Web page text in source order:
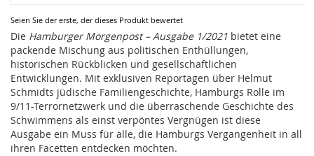
Seien Sie der erste, der dieses Produkt bewertet
Die Hamburger Morgenpost – Ausgabe 1/2021 bietet eine
packende Mischung aus politischen Enthüllungen,
historischen Rückblicken und gesellschaftlichen
Entwicklungen. Mit exklusiven Reportagen über Helmut
Schmidts jüdische Familiengeschichte, Hamburgs Rolle im
9/11-Terrornetzwerk und die überraschende Geschichte des
Schwimmens als einst verpöntes Vergnügen ist diese
Ausgabe ein Muss für alle, die Hamburgs Vergangenheit in all
ihren Facetten entdecken möchten.
Zum
Anfang
der
Bildergalerie
springen